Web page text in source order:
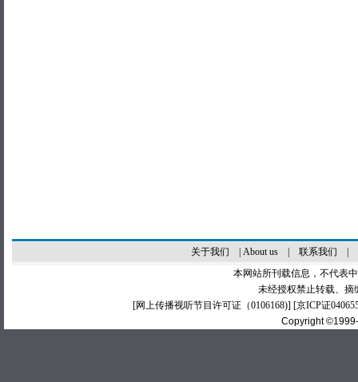
关于我们 About us| 联系我们
本网站所刊载信息，不代表
未经授权禁止转载、摘
[网上传播视听节目许可证（0106168)] [京ICP证
Copyright